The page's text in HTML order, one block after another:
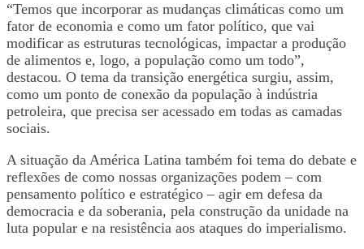
“Temos que incorporar as mudanças climáticas como um
fator de economia e como um fator político, que vai
modificar as estruturas tecnológicas, impactar a produção
de alimentos e, logo, a população como um todo”,
destacou. O tema da transição energética surgiu, assim,
como um ponto de conexão da população à indústria
petroleira, que precisa ser acessado em todas as camadas
sociais.
A situação da América Latina também foi tema do debate e
reflexões de como nossas organizações podem – com
pensamento político e estratégico – agir em defesa da
democracia e da soberania, pela construção da unidade na
luta popular e na resistência aos ataques do imperialismo.